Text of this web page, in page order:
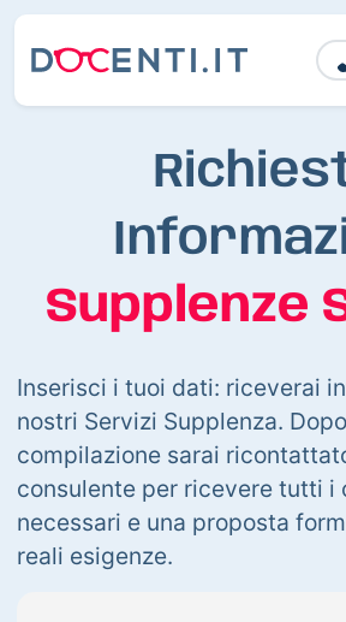
Supplenze
Inserisci i tuoi dati: riceverai
nostri Servizi Supplenza.
compilazione sarai
consulente per ricevere tutti i
necessari e una proposta
reali esigenze.